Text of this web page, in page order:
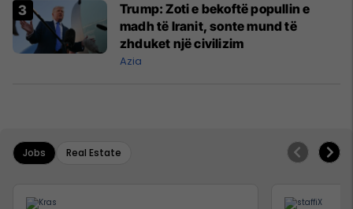
Trump: Zoti e bekoftë popullin e
madh të Iranit, sonte mund të
zhduket një civilizim
Azia
Jobs Real Estate